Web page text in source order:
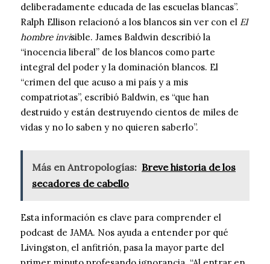
deliberadamente educada de las escuelas blancas”.
Ralph Ellison relacionó a los blancos sin ver con el El
hombre invisible. James Baldwin describió la
“inocencia liberal” de los blancos como parte
integral del poder y la dominación blancos. El
“crimen del que acuso a mi país y a mis
compatriotas”, escribió Baldwin, es “que han
destruido y están destruyendo cientos de miles de
vidas y no lo saben y no quieren saberlo”.
Más en Antropologías: Breve historia de los
secadores de cabello
Esta información es clave para comprender el
podcast de JAMA. Nos ayuda a entender por qué
Livingston, el anfitrión, pasa la mayor parte del